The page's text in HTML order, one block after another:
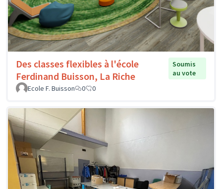
Des classes flexibles à l'école
Ferdinand Buisson, La Riche
Soumis
au vote
Ecole F. Buisson
0 0